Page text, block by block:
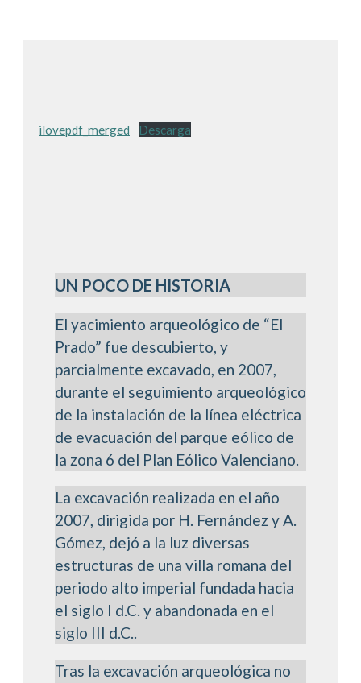
ilovepdf_merged Descarga
UN POCO DE HISTORIA
El yacimiento arqueológico de “El
Prado” fue descubierto, y
parcialmente excavado, en 2007,
durante el seguimiento arqueológico
de la instalación de la línea eléctrica
de evacuación del parque eólico de
la zona 6 del Plan Eólico Valenciano.
La excavación realizada en el año
2007, dirigida por H. Fernández y A.
Gómez, dejó a la luz diversas
estructuras de una villa romana del
periodo alto imperial fundada hacia
el siglo I d.C. y abandonada en el
siglo III d.C..
Tras la excavación arqueológica no